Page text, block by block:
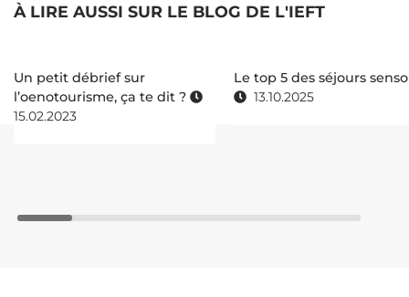
À LIRE AUSSI SUR LE BLOG DE L'IEFT
Un petit débrief sur
l’oenotourisme, ça te dit ?
15.02.2023
Le top 5 des séjours
13.10.2025